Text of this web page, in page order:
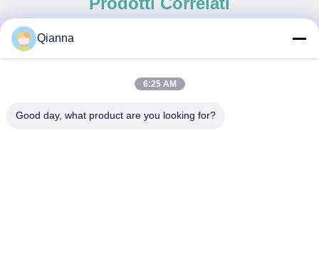
Indirizzo
Qianna
6:25 AM
Good day, what product are you looking for?